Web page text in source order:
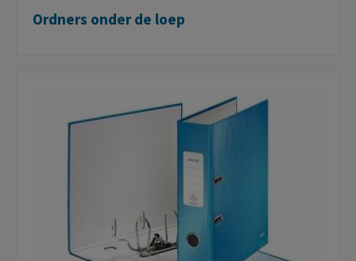
Ordners onder de loep